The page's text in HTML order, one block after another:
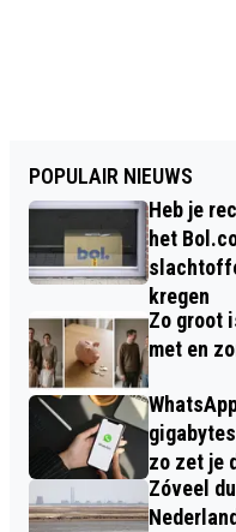
POPULAIR NIEUWS
Heb je
het
kregen
Zo groot
met en
zo zet je
Zóveel